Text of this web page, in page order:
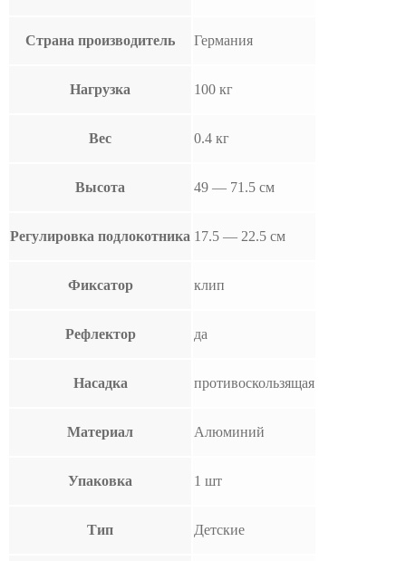
Страна производитель Германия
Нагрузка 100 кг
Вес 0.4 кг
Высота 49 — 71.5 см
Регулировка подлокотника 17.5 — 22.5 см
Фиксатор клип
Рефлектор да
Насадка противоскользящая
Материал Алюминий
Упаковка 1 шт
Тип Детские